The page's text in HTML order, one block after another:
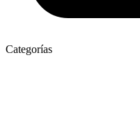
Categorías